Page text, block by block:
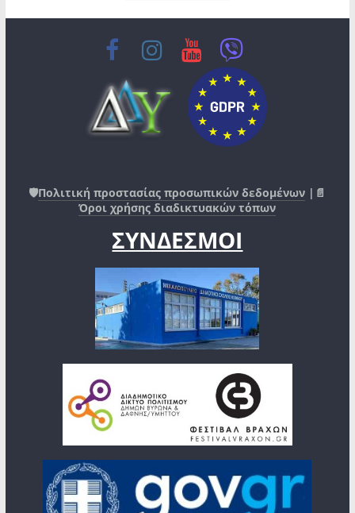
🛡️Πολιτική προστασίας προσωπικών δεδομένων |📄
Όροι χρήσης διαδικτυακών τόπων
ΣΥΝΔΕΣΜΟΙ